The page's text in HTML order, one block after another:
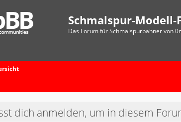
Schmalspur-Modell-
Das Forum für Schmalspurbahner von
dich anmelden, um in diesem